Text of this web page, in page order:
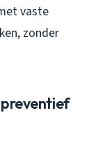
vaste
zonder
preventief